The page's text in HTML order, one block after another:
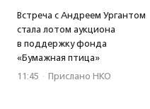
Встреча с Андреем Ургантом
стала лотом аукциона
в поддержку фонда
«Бумажная птица»
11:45 · Прислано НКО